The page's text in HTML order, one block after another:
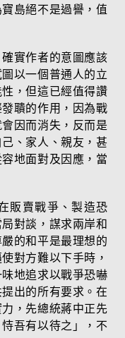
島絕不是過譽，值
實作者的意圖應該
以一個普通人的立
，但這已經值得讚
聵的作用，因為戰
因而消失，反而是
、家人、親友，甚
地面對及因應，當
販賣戰爭、製造恐
對談，謀求兩岸和
的和平是最理想的
對方難以下手時，
地追求以戰爭恐嚇
出的所有要求。在
，先總統蔣中正先
吾有以待之」，不